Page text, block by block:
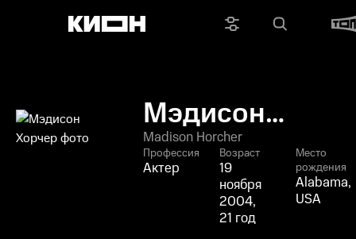
Мэдисон
Хорчер
Madison Horcher
Профессия
Актер
Возраст
19
ноября
2004,
21 год
Место
рождения
Alabama,
USA